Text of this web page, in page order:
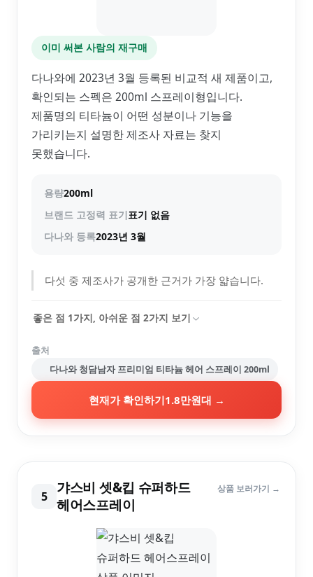
이미 써본 사람의 재구매
다나와에 2023년 3월 등록된 비교적 새 제품이고,
확인되는 스펙은 200ml 스프레이형입니다.
제품명의 티타늄이 어떤 성분이나 기능을
가리키는지 설명한 제조사 자료는 찾지
못했습니다.
용량200ml
브랜드 고정력 표기표기 없음
다나와 등록2023년 3월
다섯 중 제조사가 공개한 근거가 가장 얇습니다.
좋은 점 1가지, 아쉬운 점 2가지 보기
출처
다나와 청담남자 프리미엄 티타늄 헤어 스프레이 200ml
현재가 확인하기1.8만원대 →
5
갸스비 셋&킵 슈퍼하드
헤어스프레이
상품 보러가기 →